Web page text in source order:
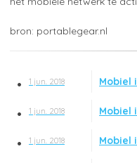
portablegear.nl
1 jun. 2018 Mobiel
1 jun. 2018 Mobiel
1 jun. 2018 Mobiel